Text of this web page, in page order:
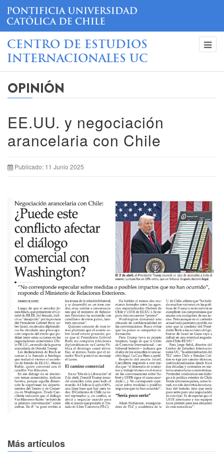
CENTRO DE ESTUDIOS
INTERNACIONALES UC
OPINIÓN
EE.UU. y negociación
arancelaria con Chile
Publicado: 11 Junio 2025
Más artículos